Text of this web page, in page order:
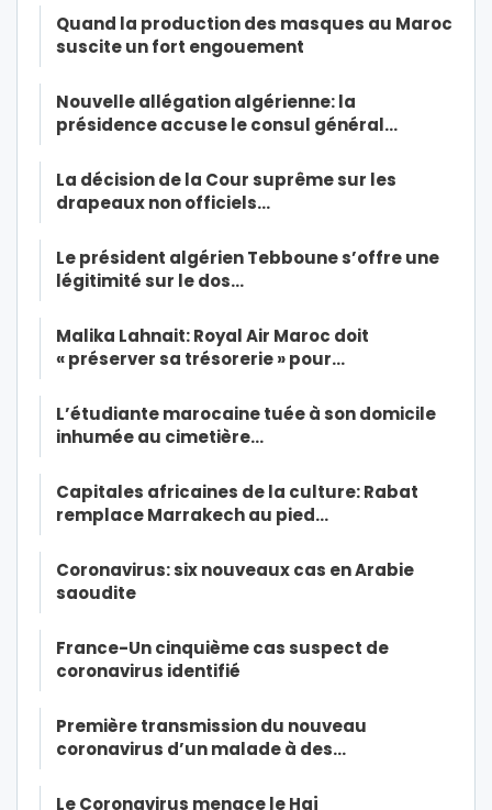
Quand la production des masques au Maroc
suscite un fort engouement
Nouvelle allégation algérienne: la
présidence accuse le consul général…
La décision de la Cour suprême sur les
drapeaux non officiels…
Le président algérien Tebboune s’offre une
légitimité sur le dos…
Malika Lahnait: Royal Air Maroc doit
« préserver sa trésorerie » pour…
L’étudiante marocaine tuée à son domicile
inhumée au cimetière…
Capitales africaines de la culture: Rabat
remplace Marrakech au pied…
Coronavirus: six nouveaux cas en Arabie
saoudite
France-Un cinquième cas suspect de
coronavirus identifié
Première transmission du nouveau
coronavirus d’un malade à des…
Le Coronavirus menace le Haj